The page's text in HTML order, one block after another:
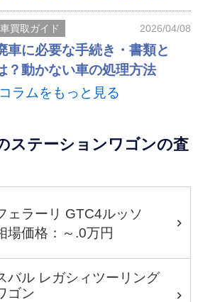
車買取ガイド 2026/04/08
車に必要な手続き・書類と
？動かない車の処理方法
ラムをもっと見る
ステーションワゴンの査
ェラーリ GTC4ルッソ
場価格：～.0万円
バル レガシィツーリング
ゴン